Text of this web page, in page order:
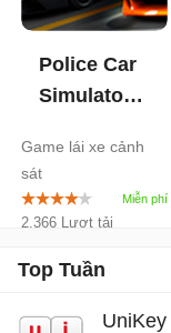
Police Car
Simulator
Game lái xe cảnh
sát
2.366 Lượt tải
Top Tuần
UniKey